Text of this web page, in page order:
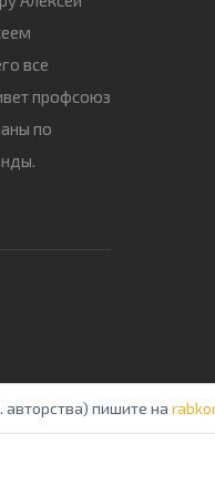
все
профсоюз
по
авторства) пишите на